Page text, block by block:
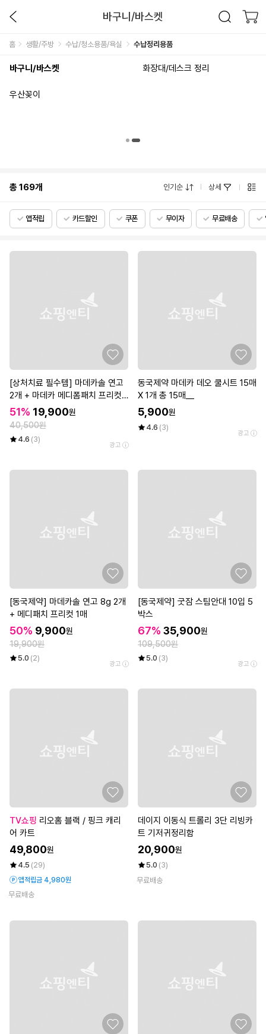
바구니/바스켓
홈 생활/주방 수납/청소용품/욕실 수납정리용품
바구니/바스켓 화장대/데스크 정리
우산꽂이
총169개 인기순 상세
앱적립 카드할인 쿠폰 무이자 무료배송
[상처치료 필수템] 마데카솔 연고
2개 + 마데카 메디폼패치 프리컷
2매*3개
51% 19,900원
40,500원
4.6 (3)
광고
동국제약 마데카 데오 쿨시트 15매
X 1개 총 15매__
5,900원
4.6 (3)
광고
[동국제약] 마데카솔 연고 8g 2개
+ 메디패치 프리컷 1매
50% 9,900원
19,900원
5.0 (2)
광고
[동국제약] 굿잠 스팀안대 10입 5
박스
67% 35,900원
109,500원
5.0 (3)
광고
TV쇼핑
어 카트
49,800원
4.5 (29)
앱적립금 4,980원
무료배송
데이지 이동식 트롤리 3단 리빙카
트 기저귀정리함
20,900원
5.0 (3)
무료배송